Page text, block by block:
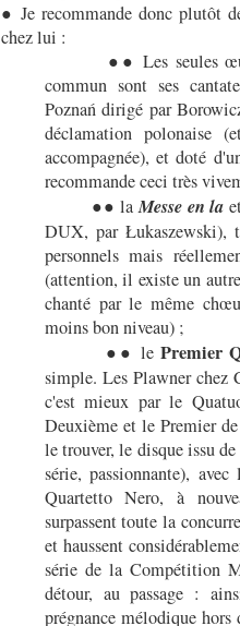
● Je recommande donc plutôt
chez lui :
●● Les seules
commun sont ses
Poznań dirigé par
déclamation polonaise
accompagnée), et doté
recommande ceci très
●● laMesse en la
DUX, par Łukaszewski),
personnels mais
(attention, il existe un
chanté par le même
moins bon niveau) ;
●● le Premier
simple. Les Plawner chez
c'est mieux par le
Deuxième et le Premier
le trouver, le disque issu
série, passionnante),
Quartetto Nero, à
surpassent toute la
et haussent
série de la Compétition
détour, au passage :
prégnance mélodique